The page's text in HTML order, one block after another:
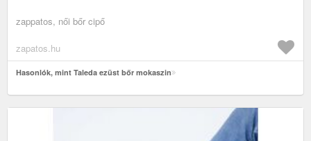
zappatos, női bőr cipő
zapatos.hu
Hasonlók, mint Taleda ezüst bőr mokaszin